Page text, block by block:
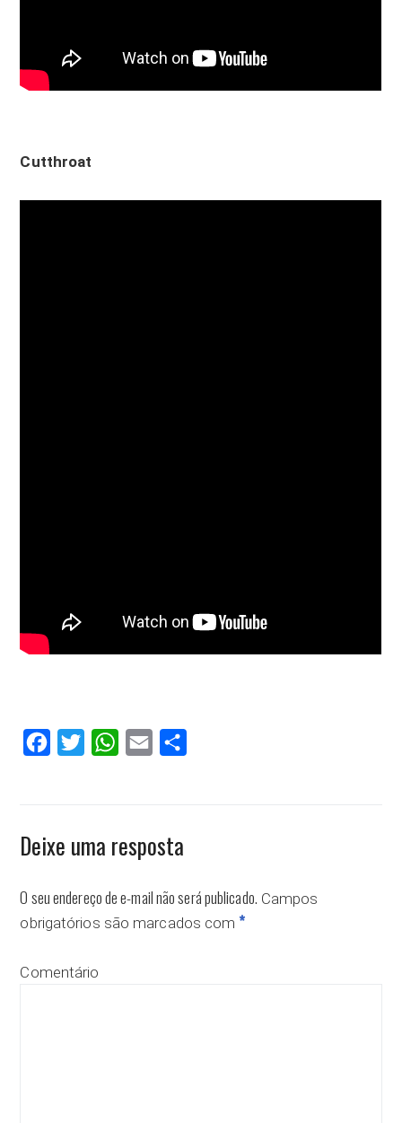
Cutthroat
FacebookTwitter WhatsApp
Email
Deixe uma resposta
O seu endereço de e-mail não será publicado. Campos
obrigatórios são marcados com *
Comentário